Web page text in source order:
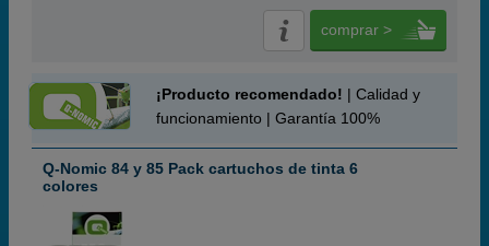
comprar >
¡Producto recomendado! | Calidad y
funcionamiento | Garantía 100%
Q-Nomic 84 y 85 Pack cartuchos de tinta 6
colores